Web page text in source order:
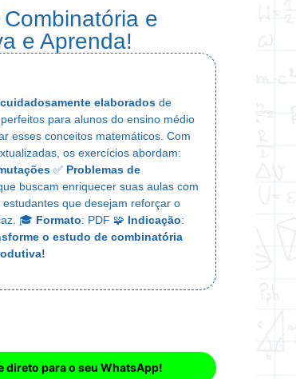
e
e Aprenda!
elaborados de
para alunos do ensino médio
esses conceitos matemáticos. Com
os exercícios abordam:
✅ Problemas de
buscam enriquecer suas aulas com
que desejam reforçar o
🎓 Formato: PDF 🧩 Indicação:
o estudo de combinatória
direto para o seu WhatsApp!